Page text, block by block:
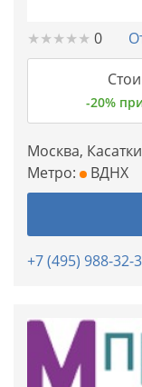
★★★★★
★★★★★ 0
-20%
Москва,
Метро:
ВДНХ
+7 (495) 988-32-